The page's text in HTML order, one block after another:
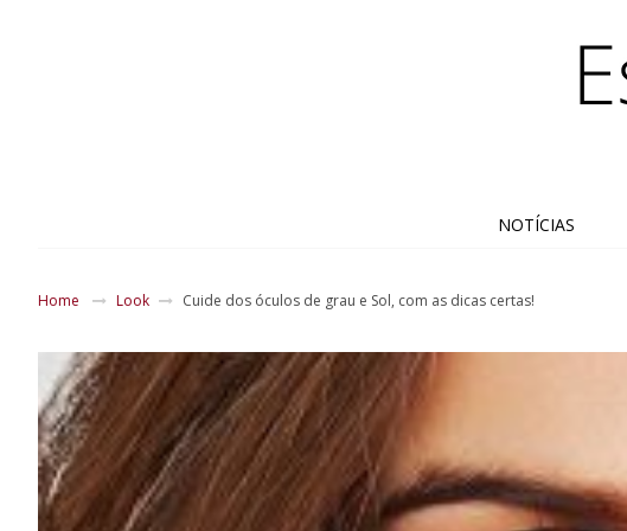
NOTÍCIAS
Home Look Cuide dos óculos de grau e Sol, com as dicas certas!